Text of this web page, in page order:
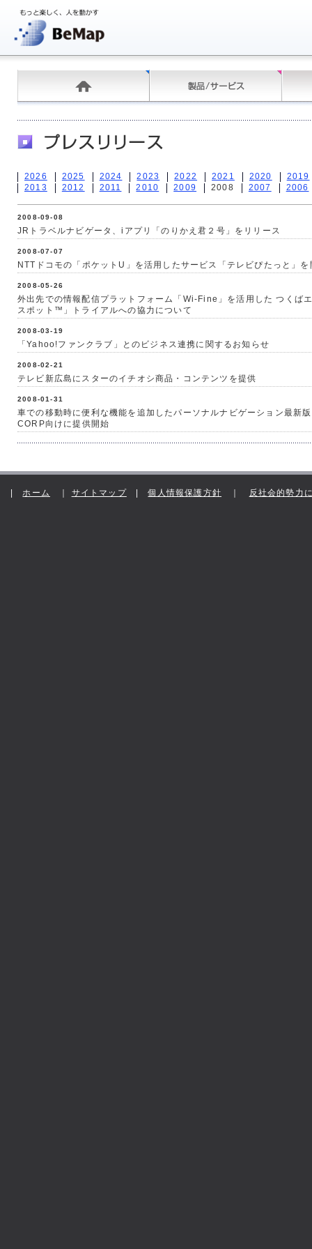
2026 2025 2024 2023 2022 2021 2020
2019
2013
2012 2011 2010 2009 2008 2007 2006
2008-09-08
JRトラベルナビゲータ、iアプリ「のりかえ君２号」をリリース
2008-07-07
NTTドコモの「ポケットU」を活用したサービス「テレビぴたっと」を
2008-05-26
外出先での情報配信プラットフォーム「Wi-Fine」を活用した つくば
スポット™」トライアルへの協力について
2008-03-19
「Yahoo!ファンクラブ」とのビジネス連携に関するお知らせ
2008-02-21
テレビ新広島にスターのイチオシ商品・コンテンツを提供
2008-01-31
車での移動時に便利な機能を追加したパーソナルナビゲーション最新
CORP向けに提供開始
|ホーム サイトマップ|個人情報保護方針 反社会的勢力